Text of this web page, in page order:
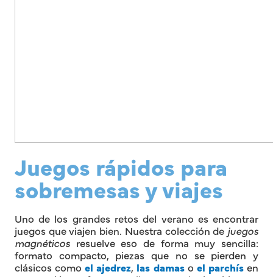
Juegos rápidos para
sobremesas y viajes
Uno de los grandes retos del verano es encontrar
juegos que viajen bien. Nuestra colección de juegos
magnéticosresuelve eso de forma muy sencilla:
formato compacto, piezas que no se pierden y
clásicos como el ajedrez, las damaso el parchís en